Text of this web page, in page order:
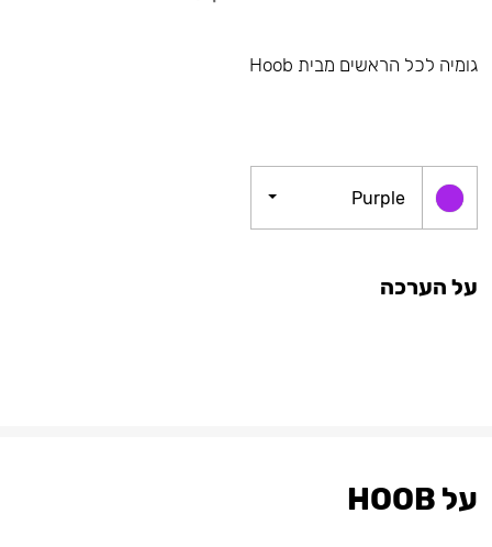
גומיה לכל הראשים מבית Hoob
Purple
על הערכה
על HOOB